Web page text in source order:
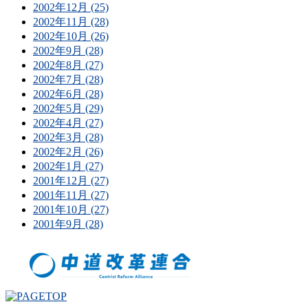
2002年12月 (25)
2002年11月 (28)
2002年10月 (26)
2002年9月 (28)
2002年8月 (27)
2002年7月 (28)
2002年6月 (28)
2002年5月 (29)
2002年4月 (27)
2002年3月 (28)
2002年2月 (26)
2002年1月 (27)
2001年12月 (27)
2001年11月 (27)
2001年10月 (27)
2001年9月 (28)